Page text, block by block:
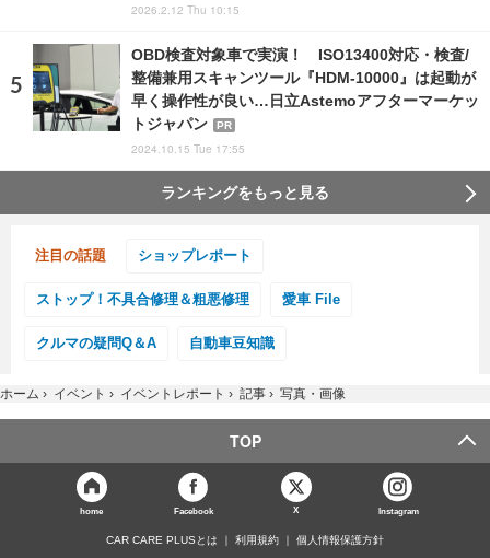
2026.2.12 Thu 10:15
OBD検査対象車で実演！ ISO13400対応・検査/
整備兼用スキャンツール『HDM-10000』は起動が
早く操作性が良い…日立Astemoアフターマーケッ
トジャパン
PR
2024.10.15 Tue 17:55
ランキングをもっと見る
注目の話題 ショップレポート
ストップ！不具合修理＆粗悪修理 愛車 File
クルマの疑問Q＆A 自動車豆知識
ホーム › イベント › イベントレポート › 記事 › 写真・画像
TOP
home Facebook X Instagram
CAR CARE PLUSとは 利用規約 個人情報保護方針